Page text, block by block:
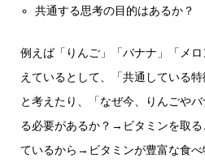
共通する思考の目的はあるか？
例えば「りんご」「バナナ」「メ
えているとして、「共通している
と考えたり、「なぜ今、りんごや
る必要があるか？→ビタミンを取
ているから→ビタミンが豊富な食べ